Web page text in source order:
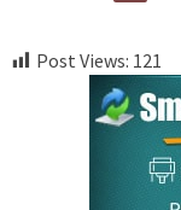
Post Views: 121